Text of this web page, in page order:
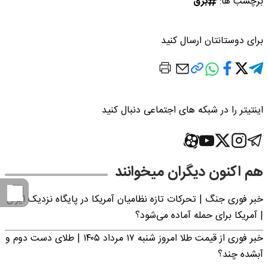
برای دوستانتان ارسال کنید
اینتیتر را در شبکه های اجتماعی دنبال کنید
هم اکنون دیگران میخوانند
خبر فوری جنگ | تحرکات تازه نظامیان آمریکا در پایگاه نزدیک ایران
| آمریکا برای حمله آماده می‌شود؟
خبر فوری از قیمت طلا امروز شنبه ۱۷ مرداد ۱۴۰۵ | طلای دست دوم و
آبشده چند؟